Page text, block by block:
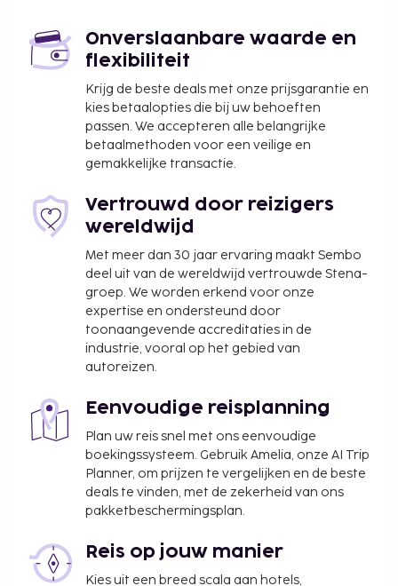
dagelijks aangeboden. Dagelijks kun je tegen
betaling genieten van een lekker continentaal
ontbijt, dat geserveerd wordt van 08.00 uur tot
Toeslag voor het continentaal ontbijt: ca. INR
300 voor volwassenen en ca. INR 100 voor
kinderen
Deze lijst is mogelijk niet volledig. Toeslagen en
borgsommen zijn mogelijk excl. btw en kunnen
In deze accommodatie zijn huisdieren en
assistentiedieren niet toegestaan.
Onverslaanbare waarde en
flexibiliteit
Krijg de beste deals met onze prijsgarantie en
kies betaalopties die bij uw behoeften
passen. We accepteren alle belangrijke
betaalmethoden voor een veilige en
gemakkelijke transactie.
Vertrouwd door reizigers
wereldwijd
Met meer dan 30 jaar ervaring maakt Sembo
deel uit van de wereldwijd vertrouwde Stena-
groep. We worden erkend voor onze
expertise en ondersteund door
toonaangevende accreditaties in de
industrie, vooral op het gebied van
autoreizen.
Eenvoudige reisplanning
Plan uw reis snel met ons eenvoudige
boekingssysteem. Gebruik Amelia, onze AI Trip
Planner, om prijzen te vergelijken en de beste
deals te vinden, met de zekerheid van ons
pakketbeschermingsplan.
Reis op jouw manier
Kies uit een breed scala aan hotels,